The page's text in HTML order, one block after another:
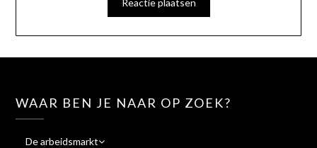
WAAR BEN JE NAAR OP ZOEK?
De arbeidsmarkt